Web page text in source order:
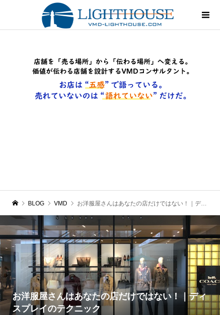
BLOG VMD お洋服屋さんはあなたの店だけではない！｜ディスプレイのテクニック
お洋服屋さんはあなたの店だけではない！｜ディ
スプレイのテクニック